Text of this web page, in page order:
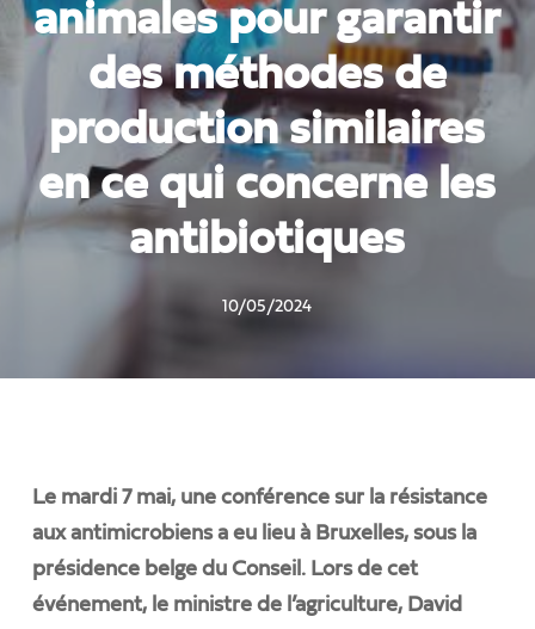
animales pour garantir
des méthodes de
production similaires
en ce qui concerne les
antibiotiques
10/05/2024
Le mardi 7 mai, une conférence sur la résistance
aux antimicrobiens a eu lieu à Bruxelles, sous la
présidence belge du Conseil. Lors de cet
événement, le ministre de l’agriculture, David